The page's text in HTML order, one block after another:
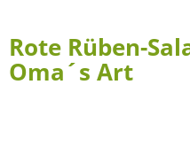
Rote Rüben-
Oma´s Art